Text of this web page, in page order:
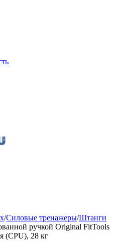
/Силовые тренажеры/Штанги
ручкой Original FitTools
(CPU), 28 кг